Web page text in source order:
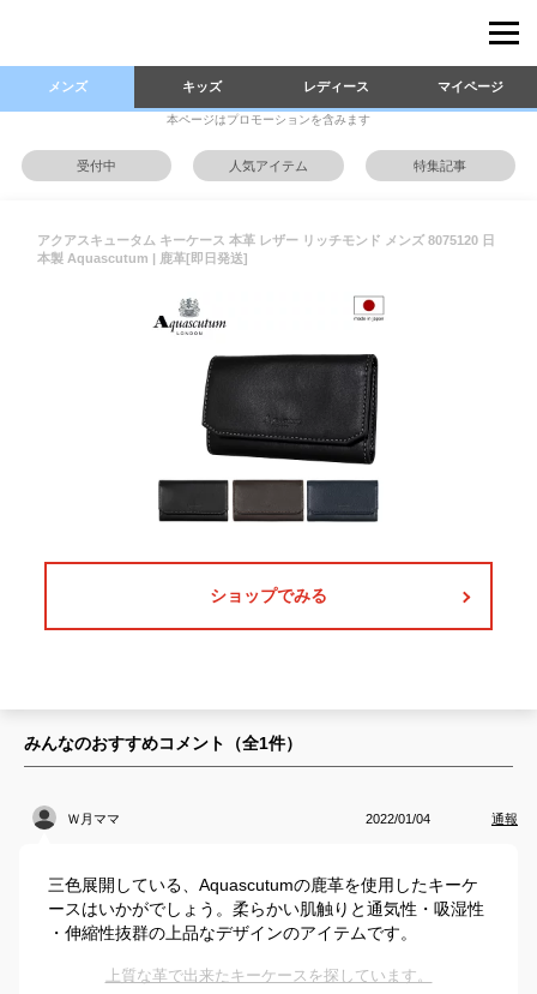
メンズ キッズ レディース マイページ
本ページはプロモーションを含みます
受付中 人気アイテム 特集記事
アクアスキュータム キーケース 本革 レザー リッチモンド メンズ 8075120 日
本製 Aquascutum | 鹿革[即日発送]
ショップでみる
みんなのおすすめコメント（全1件）
Ｗ月ママ 2022/01/04 通報
三色展開している、Aquascutumの鹿革を使用したキーケ
ースはいかがでしょう。柔らかい肌触りと通気性・吸湿性
・伸縮性抜群の上品なデザインのアイテムです。
上質な革で出来たキーケースを探しています。